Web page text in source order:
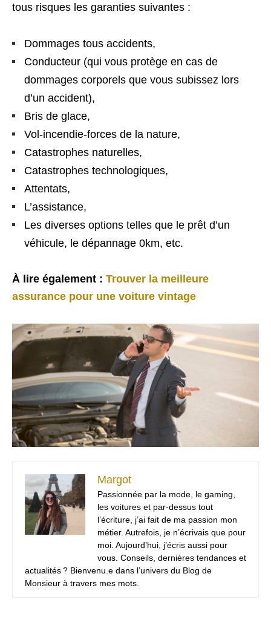
tous risques les garanties suivantes :
Dommages tous accidents,
Conducteur (qui vous protège en cas de
dommages corporels que vous subissez lors
d’un accident),
Bris de glace,
Vol-incendie-forces de la nature,
Catastrophes naturelles,
Catastrophes technologiques,
Attentats,
L’assistance,
Les diverses options telles que le prêt d’un
véhicule, le dépannage 0km, etc.
À lire également : Trouver la meilleure
assurance pour une voiture vintage
Margot
Passionnée par la mode, le gaming,
les voitures et par-dessus tout
l’écriture, j’ai fait de ma passion mon
métier. Autrefois, je n’écrivais que pour
moi. Aujourd’hui, j’écris aussi pour
vous. Conseils, dernières tendances et
actualités ? Bienvenu.e dans l’univers du Blog de
Monsieur à travers mes mots.